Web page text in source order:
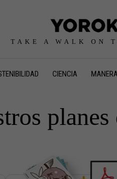
TAKE A WALK ON
CIENCIA